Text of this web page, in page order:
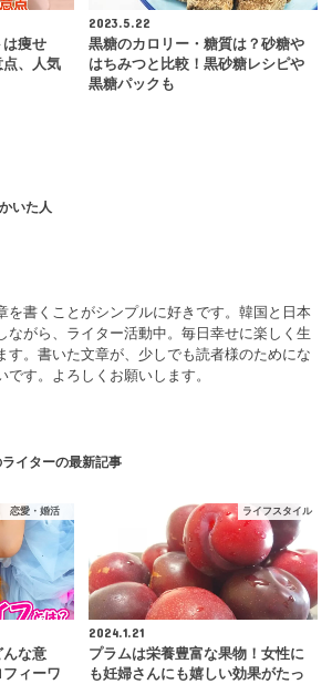
は痩せ
点、人気
2023.5.22
黒糖のカロリー・糖質は？砂糖や
はちみつと比較！黒砂糖レシピや
黒糖パックも
いた人
を書くことがシンプルに好きです。韓国と日本
ながら、ライター活動中。毎日幸せに楽しく生
す。書いた文章が、少しでも読者様のためにな
です。よろしくお願いします。
ライターの最新記事
恋愛・婚活
んな意
ィーワ
ライフスタイル
2024.1.21
プラムは栄養豊富な果物！女性に
も妊婦さんにも嬉しい効果がたっ